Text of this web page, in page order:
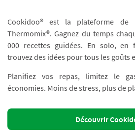
Cookidoo® est la plateforme de
Thermomix®. Gagnez du temps
000 recettes guidées. En solo,
trouvez des idées pour tous les goûts
Planifiez vos repas, limitez le
économies. Moins de stress, plus de
Découvrir